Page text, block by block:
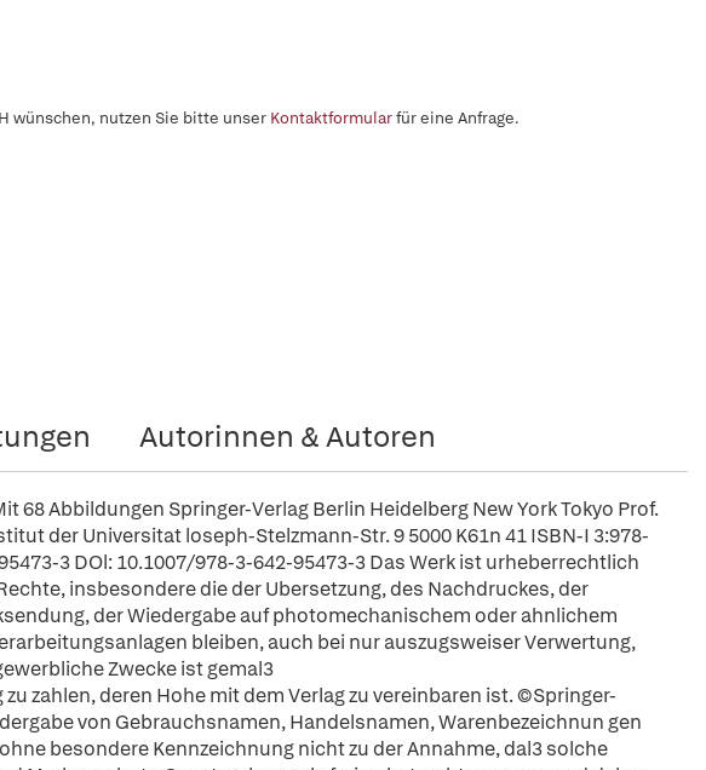
wünschen, nutzen Sie bitte unser Kontaktformularfür eine Anfrage.
Autorinnen & Autoren
68 Abbildungen Springer-Verlag Berlin Heidelberg New York Tokyo Prof.
der Universitat loseph-Stelzmann-Str. 9 5000 K61n 41 ISBN-I 3:978-
3 DOl: 10.1007/978-3-642-95473-3 Das Werk ist urheberrechtlich
insbesondere die der Ubersetzung, des Nachdruckes, der
der Wiedergabe auf photomechanischem oder ahnlichem
bleiben, auch bei nur auszugsweiser Verwertung,
Zwecke ist gemal3
zu zahlen, deren Hohe mit dem Verlag zu vereinbaren ist. ©Springer-
von Gebrauchsnamen, Handelsnamen, Warenbezeichnun gen
besondere Kennzeichnung nicht zu der Annahme, dal3 solche